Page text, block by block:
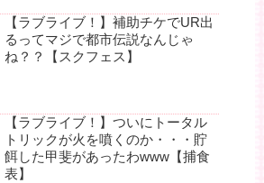
【ラブライブ！】補助チケでUR出
るってマジで都市伝説なんじゃ
ね？？【スクフェス】
【ラブライブ！】ついにトータル
トリックが火を噴くのか・・・貯
餌した甲斐があったわwww【捕食
表】